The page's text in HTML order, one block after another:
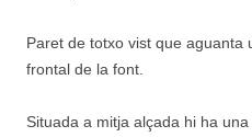
Paret de totxo vist que aguanta
frontal de la font.
Situada a mitja alçada hi ha